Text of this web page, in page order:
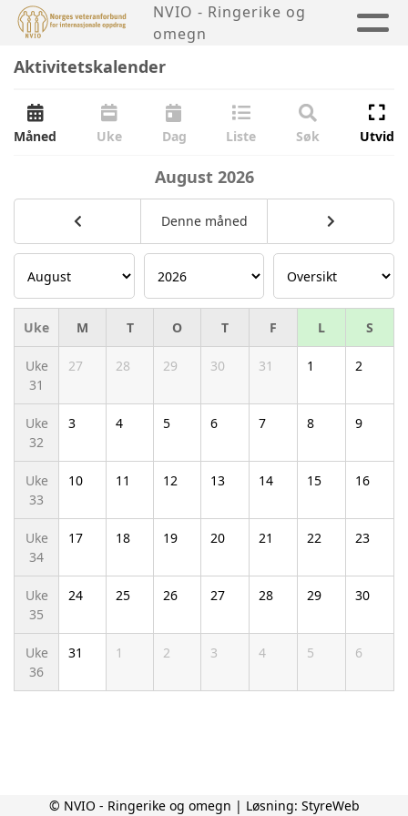
NVIO - Ringerike og
omegn
Aktivitetskalender
Måned Uke Dag Liste Søk Utvid
Denne måned
August 2026
Uke M T O T F L S
Uke
31
27 28 29 30 31 1 2
Uke
32
3 4 5 6 7 8 9
Uke
33
10 11 12 13 14 15 16
Uke
34
17 18 19 20 21 22 23
Uke
35
24 25 26 27 28 29 30
Uke
36
31 1 2 3 4 5 6
© NVIO - Ringerike og omegn | Løsning: StyreWeb